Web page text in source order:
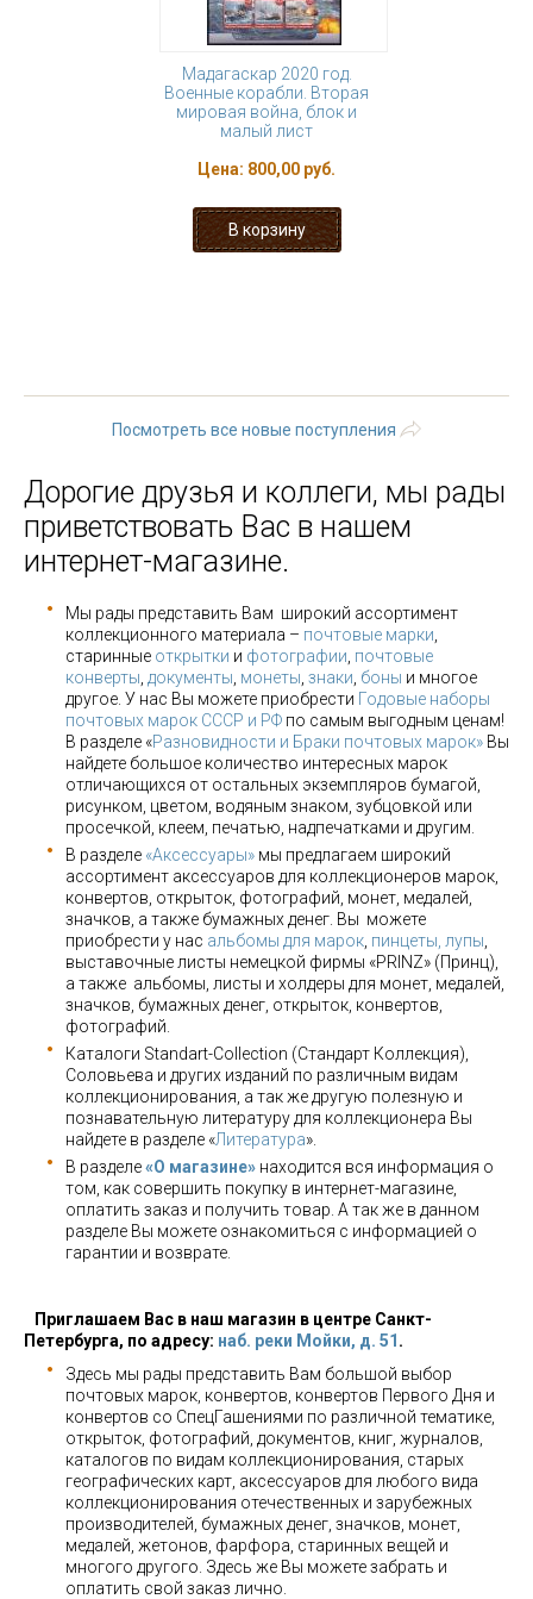
Мадагаскар 2020 год.
Военные корабли. Вторая
мировая война, блок и
малый лист
Цена: 800,00 руб.
Посмотреть все новые поступления
Дорогие друзья и коллеги, мы рады
приветствовать Вас в нашем
интернет-магазине.
Мы рады представить Вам широкий ассортимент
коллекционного материала – почтовые марки
старинные открытки и фотографии почтовые
конверты документы монеты знаки боны и многое
другое. У нас Вы можете приобрести Годовые наборы
почтовых марок СССР и РФ по самым выгодным ценам!
В разделе «Разновидности и Браки почтовых марок» Вы
найдете большое количество интересных марок
отличающихся от остальных экземпляров бумагой,
рисунком, цветом, водяным знаком, зубцовкой или
просечкой, клеем, печатью, надпечатками и другим.
В разделе «Аксессуары» мы предлагаем широкий
ассортимент аксессуаров для коллекционеров марок,
конвертов, открыток, фотографий, монет, медалей,
значков, а также бумажных денег. Вы можете
приобрести у нас альбомы для марок пинцеты, лупы
выставочные листы немецкой фирмы «PRINZ» (Принц),
а также альбомы, листы и холдеры для монет, медалей,
значков, бумажных денег, открыток, конвертов,
фотографий.
Каталоги Standart-Collection (Стандарт Коллекция),
Соловьева и других изданий по различным видам
коллекционирования, а так же другую полезную и
познавательную литературу для коллекционера Вы
найдете в разделе «Литература».
В разделе«О магазине» находится вся информация о
том, как совершить покупку в интернет-магазине,
оплатить заказ и получить товар. А так же в данном
разделе Вы можете ознакомиться с информацией о
гарантии и возврате.
Приглашаем Вас в наш магазин в центре Санкт-
Петербурга, по адресу: наб. реки Мойки, д. 51 .
Здесь мы рады представить Вам большой выбор
почтовых марок, конвертов, конвертов Первого Дня и
конвертов со СпецГашениями по различной тематике,
открыток, фотографий, документов, книг, журналов,
каталогов по видам коллекционирования, старых
географических карт, аксессуаров для любого вида
коллекционирования отечественных и зарубежных
производителей, бумажных денег, значков, монет,
медалей, жетонов, фарфора, старинных вещей и
многого другого. Здесь же Вы можете забрать и
оплатить свой заказ лично.